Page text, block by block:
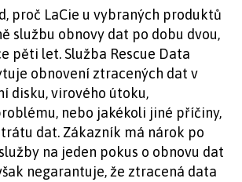
proč LaCie u vybraných produktů
službu obnovy dat po dobu dvou,
pěti let. Služba Rescue Data
obnovení ztracených dat v
disku, virového útoku,
nebo jakékoli jiné příčiny,
dat. Zákazník má nárok po
na jeden pokus o obnovu dat
negarantuje, že ztracená data